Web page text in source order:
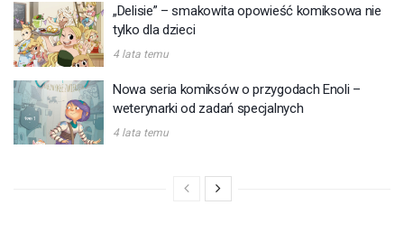
„Delisie” – smakowita opowieść komiksowa nie
tylko dla dzieci
4 lata temu
Nowa seria komiksów o przygodach Enoli –
weterynarki od zadań specjalnych
4 lata temu